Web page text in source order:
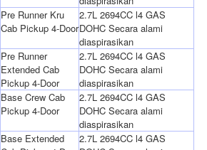
Pre Runner Kru
Cab Pickup 4-Door
2.7L 2694CC l4 GAS
DOHC Secara alami
diaspirasikan
Pre Runner
Extended Cab
Pickup 4-Door
2.7L 2694CC l4 GAS
DOHC Secara alami
diaspirasikan
Base Crew Cab
Pickup 4-Door
2.7L 2694CC l4 GAS
DOHC Secara alami
diaspirasikan
Base Extended
2.7L 2694CC l4 GAS